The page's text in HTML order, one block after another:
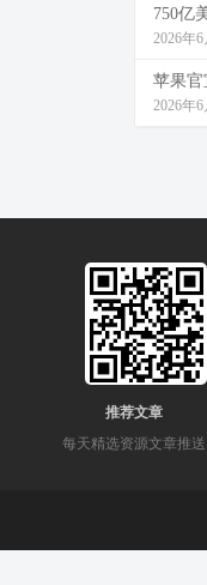
750亿
2026年6
苹果官
2026年6
推荐文章
每天精选资源文章推送